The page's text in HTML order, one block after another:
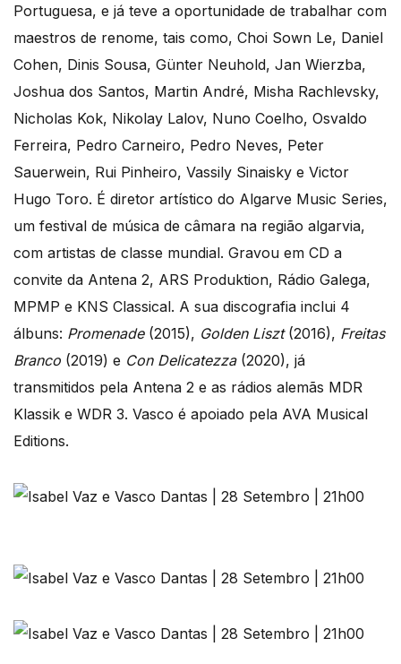
Portuguesa, e já teve a oportunidade de trabalhar com
maestros de renome, tais como, Choi Sown Le, Daniel
Cohen, Dinis Sousa, Günter Neuhold, Jan Wierzba,
Joshua dos Santos, Martin André, Misha Rachlevsky,
Nicholas Kok, Nikolay Lalov, Nuno Coelho, Osvaldo
Ferreira, Pedro Carneiro, Pedro Neves, Peter
Sauerwein, Rui Pinheiro, Vassily Sinaisky e Victor
Hugo Toro. É diretor artístico do Algarve Music Series,
um festival de música de câmara na região algarvia,
com artistas de classe mundial. Gravou em CD a
convite da Antena 2, ARS Produktion, Rádio Galega,
MPMP e KNS Classical. A sua discografia inclui 4
álbuns: Promenade (2015), Golden Liszt(2016), Freitas
Branco (2019) e Con Delicatezza(2020), já
transmitidos pela Antena 2 e as rádios alemãs MDR
Klassik e WDR 3. Vasco é apoiado pela AVA Musical
Editions.